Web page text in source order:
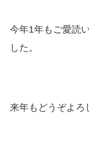
今年1年もご愛読
した。
来年もどうぞよろ